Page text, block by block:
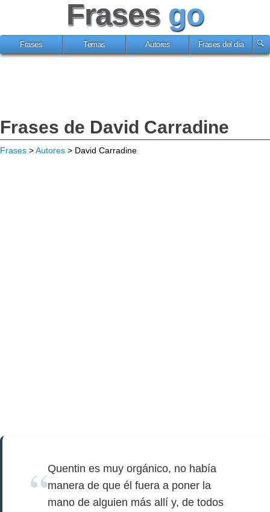
Frases go
Frases Temas Autores Frases del día
Frases de David Carradine
Frases >Autores > David Carradine
Quentin es muy orgánico, no había
manera de que él fuera a poner la
mano de alguien más allí y, de todos